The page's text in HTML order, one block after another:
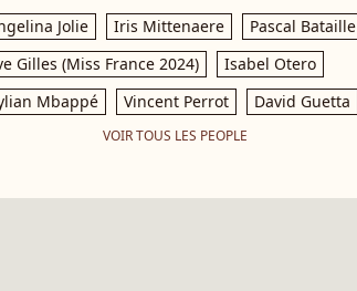
Jolie Iris Mittenaere
Pascal Bataille
Gilles (Miss France 2024)
Isabel Otero
Mbappé
Vincent Perrot David Guetta
VOIR TOUS LES PEOPLE